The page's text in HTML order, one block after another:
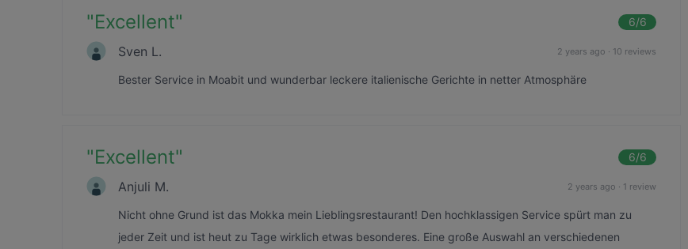
"Excellent" 6/6
Sven L. 2 years ago · 10 reviews
Bester Service in Moabit und wunderbar leckere italienische Gerichte in netter Atmosphäre
"Excellent" 6/6
Anjuli M. 2 years ago · 1 review
Nicht ohne Grund ist das Mokka mein Lieblingsrestaurant! Den hochklassigen Service spürt man zu
jeder Zeit und ist heut zu Tage wirklich etwas besonderes. Eine große Auswahl an verschiedenen